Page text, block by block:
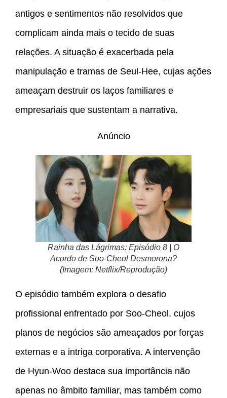
antigos e sentimentos não resolvidos que
complicam ainda mais o tecido de suas
relações. A situação é exacerbada pela
manipulação e tramas de Seul-Hee, cujas ações
ameaçam destruir os laços familiares e
empresariais que sustentam a narrativa.
Anúncio
Rainha das Lágrimas: Episódio 8 | O
Acordo de Soo-Cheol Desmorona?
(Imagem: Netflix/Reprodução)
O episódio também explora o desafio
profissional enfrentado por Soo-Cheol, cujos
planos de negócios são ameaçados por forças
externas e a intriga corporativa. A intervenção
de Hyun-Woo destaca sua importância não
apenas no âmbito familiar, mas também como